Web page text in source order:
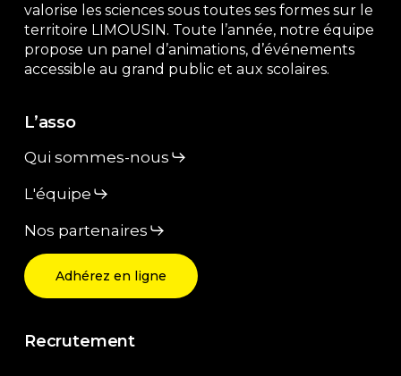
valorise les sciences sous toutes ses formes sur le
territoire LIMOUSIN. Toute l’année, notre équipe
propose un panel d’animations, d’événements
accessible au grand public et aux scolaires.
L’asso
Qui sommes-nous
L'équipe
Nos partenaires
Adhérez en ligne
Recrutement